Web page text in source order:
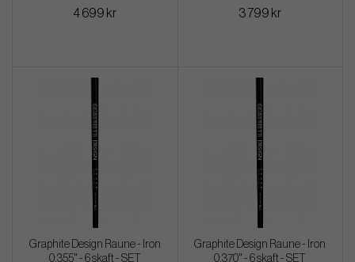
4 699 kr 3 799 kr
Graphite Design Raune - Iron
0.355" - 6 skaft - SET
Graphite Design Raune - Iron
0.370" - 6 skaft - SET